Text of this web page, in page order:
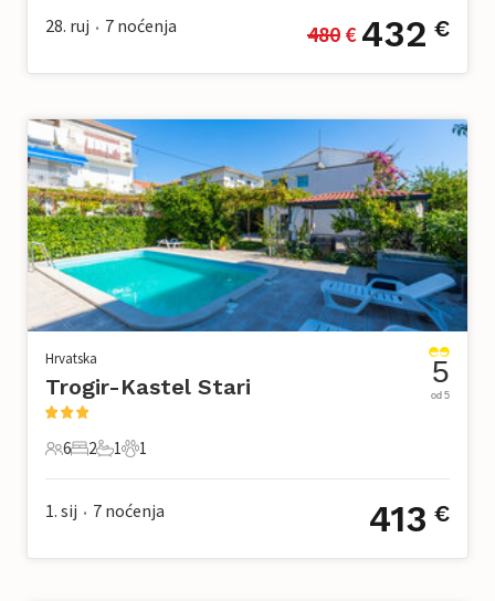
28. ruj • 7 noćenja 480 € 432 €
Hrvatska
Trogir-Kastel Stari
6 Gosti
6
2 Spavaće sobe
2
1 Kupaonica
1
1 Kućni ljubimac
1
5
od 5
1. sij • 7 noćenja 413 €